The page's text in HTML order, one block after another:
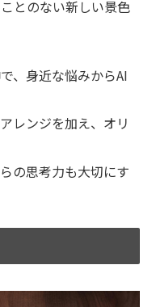
とのない新しい景色
、身近な悩みからAI
レンジを加え、オリ
の思考力も大切にす